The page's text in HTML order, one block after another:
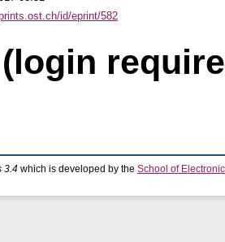
id/eprint/582
3.4 which is developed by the School of